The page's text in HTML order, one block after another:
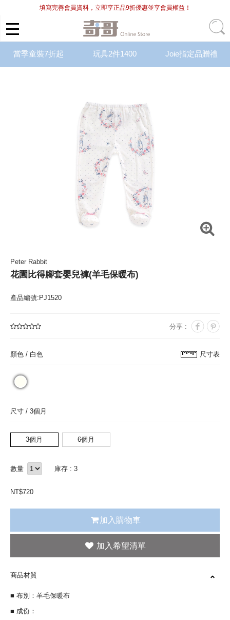
填寫完善會員資料，立即享正品9折優惠並享會員權益！
當季童裝7折起 玩具2件1400 Joie指定品贈禮
Peter Rabbit
花園比得腳套嬰兒褲(羊毛保暖布)
產品編號:PJ1520
分享 :
顏色 / 白色 尺寸表
尺寸 / 3個月
3個月 6個月
數量 庫存 : 3
NT$720
加入購物車
商品材質
■ 布別：羊毛保暖布
■ 成份：